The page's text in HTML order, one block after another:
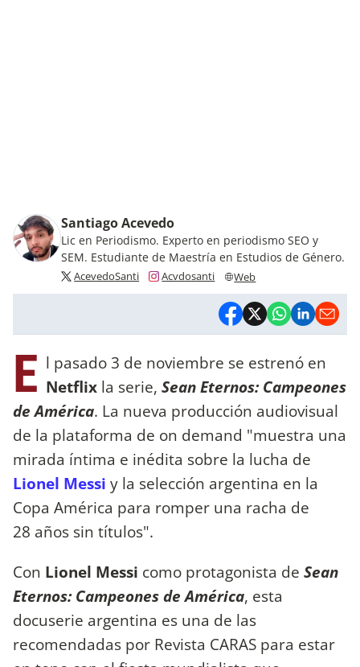
Santiago Acevedo
Lic en Periodismo. Experto en periodismo SEO y
SEM. Estudiante de Maestría en Estudios de Género.
AcevedoSanti Acvdosanti Web
E l pasado 3 de noviembre se estrenó en
Netflix la serie, Sean Eternos: Campeones
de América. La nueva producción audiovisual
de la plataforma de on demand "muestra una
mirada íntima e inédita sobre la lucha de
Lionel Messi y la selección argentina en la
Copa América para romper una racha de
28 años sin títulos".
Con Lionel Messi como protagonista de Sean
Eternos: Campeones de América, esta
docuserie argentina es una de las
recomendadas por Revista CARAS para estar